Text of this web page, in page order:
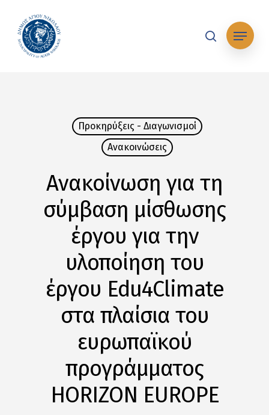
main
content
searchΜενού
Προκηρύξεις - Διαγωνισμοί
Ανακοινώσεις
Ανακοίνωση για τη
σύμβαση μίσθωσης
έργου για την
υλοποίηση του
έργου Edu4Climate
στα πλαίσια του
ευρωπαϊκού
προγράμματος
HORIZON EUROPE